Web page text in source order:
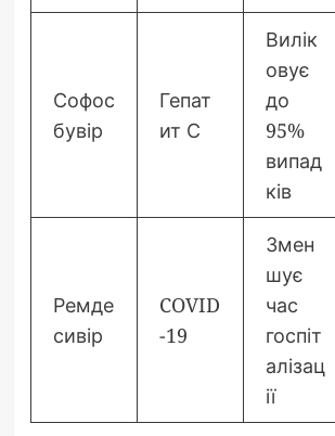
Софос
бувір
Гепат
ит С
Вилік
овує
до
95%
випад
ків
Ремде
сивір
COVID
-19
Змен
шує
час
госпіт
алізац
ії